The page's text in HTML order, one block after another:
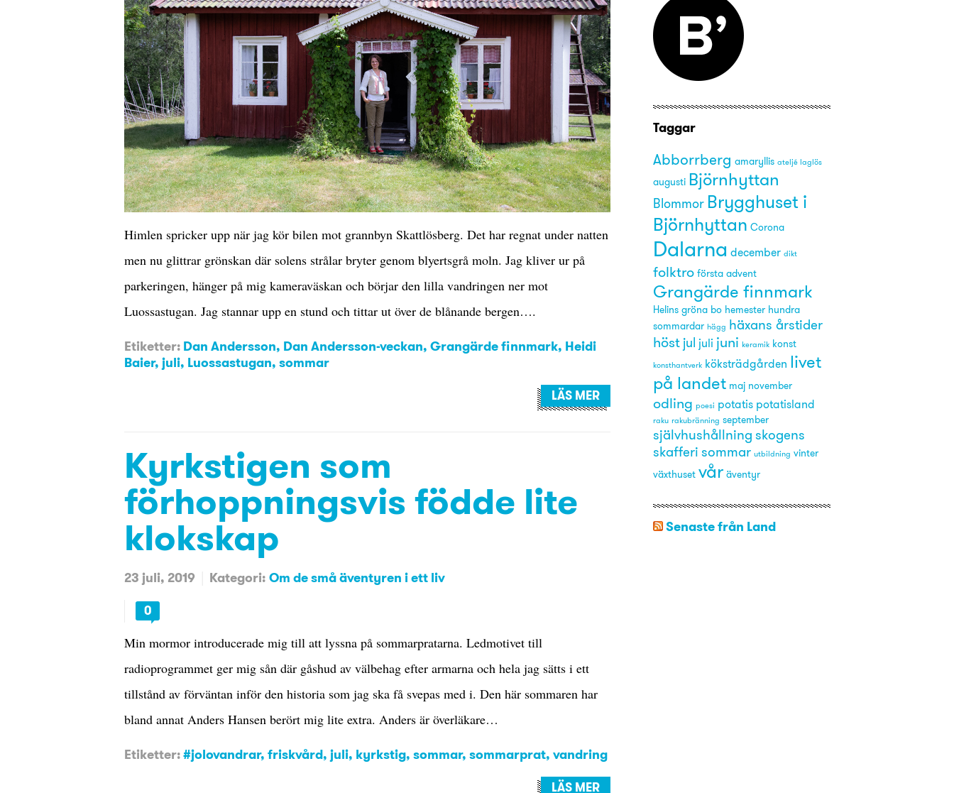
Himlen spricker upp när jag kör bilen mot grannbyn Skattlösberg. Det har regnat under natten
men nu glittrar grönskan där solens strålar bryter genom blyertsgrå moln. Jag kliver ur på
parkeringen, hänger på mig kameraväskan och börjar den lilla vandringen ner mot
Luossastugan. Jag stannar upp en stund och tittar ut över de blånande bergen….
Etiketter: Dan Andersson, Dan Andersson-veckan, Grangärde finnmark, Heidi
Baier, juli, Luossastugan, sommar
LÄS MER
Kyrkstigen som
förhoppningsvis födde lite
klokskap
23 juli, 2019 Kategori: Om de små äventyren i ett liv
0
Min mormor introducerade mig till att lyssna på sommarpratarna. Ledmotivet till
radioprogrammet ger mig sån där gåshud av välbehag efter armarna och hela jag sätts i ett
tillstånd av förväntan inför den historia som jag ska få svepas med i. Den här sommaren har
bland annat Anders Hansen berört mig lite extra. Anders är överläkare…
Etiketter:#jolovandrar, friskvård, juli, kyrkstig, sommar, sommarprat, vandring
LÄS MER
Taggar
Abborrberg amaryllis ateljé laglös
augusti Björnhyttan
Blommor Brygghuset i
Björnhyttan Corona
Dalarna december dikt
folktro första advent
Grangärde finnmark
Helins gröna bo hemester hundra
sommardar hägg häxans årstider
höst jul juli juni keramik konst
konsthantverk köksträdgården livet
på landet maj november
odling poesi potatis potatisland
raku rakubränning september
självhushållning skogens
skafferi sommar utbildning vinter
växthuset vår äventyr
Senaste från Land